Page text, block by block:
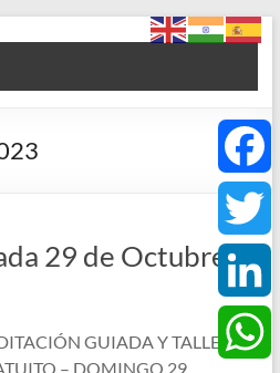
29 de Octubre
GUIADA Y TALLER
– DOMINGO 29
F
a
c
e
T
w
L